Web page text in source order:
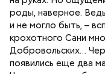
роды, наверное.
и не могло быть, –
крохотного Сани
Добровольских…
появились еще два